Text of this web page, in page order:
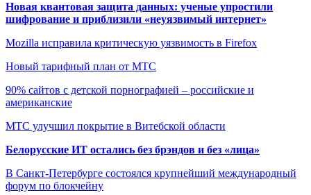
Новая квантовая защита данных: ученые упростили
шифрование и приблизили «неуязвимый интернет»
Mozilla исправила критическую уязвимость в Firefox
Новый тарифный план от МТС
90% сайтов с детской порнографией – российские и
американские
МТС улучшил покрытие в Витебской области
Белорусские ИТ остались без брэндов и без «лица»
В Санкт-Петербурге состоялся крупнейший международный
форум по блокчейну